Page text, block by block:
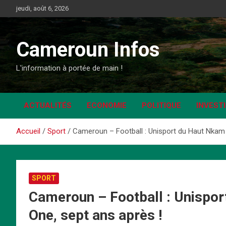
au
jeudi, août 6, 2026
Cameroun Infos
L'information à portée de main !
ACTUALITÉS ECONOMIE POLITIQUE
Accueil Sport Cameroun – Football : Unisport du Haut
SPORT
Cameroun – Football :
One, sept ans après !